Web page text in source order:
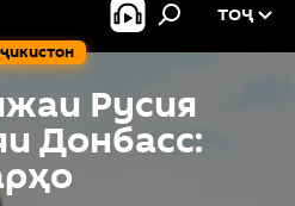
ТОҶ
Русия
Донбасс: